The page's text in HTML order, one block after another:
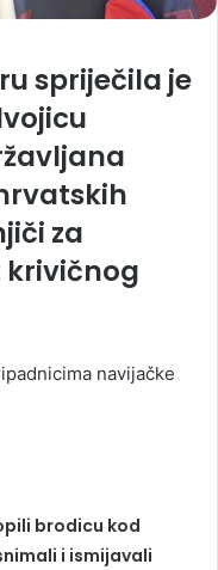
spriječila je
za
krivičnog
navijačke
brodicu kod
i ismijavali